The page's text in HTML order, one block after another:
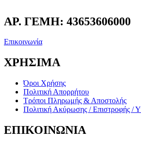
ΑΡ. ΓΕΜΗ: 43653606000
Επικοινωνία
ΧΡΗΣΙΜΑ
Όροι Χρήσης
Πολιτική Απορρήτου
Τρόποι Πληρωμής & Αποστολής
Πολιτική Ακύρωσης / Επιστροφής /
ΕΠΙΚΟΙΝΩΝΙΑ